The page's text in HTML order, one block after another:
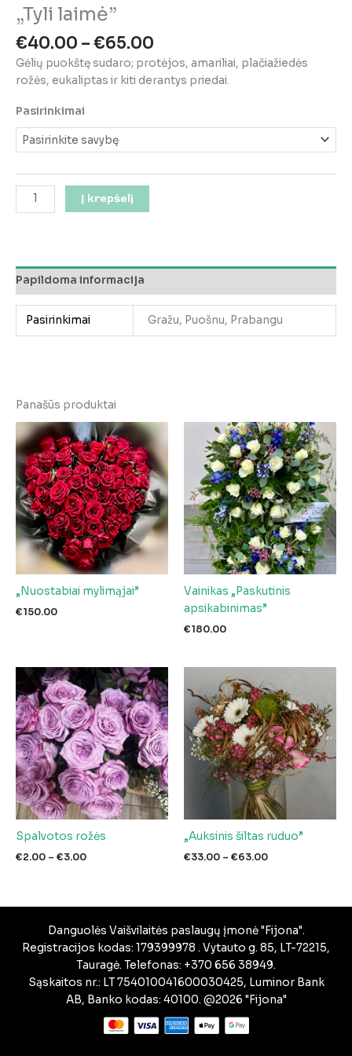
„Tyli laimė”
€40.00 –€65.00
range:
€40.00
Gėlių puokštę sudaro; protėjos, amariliai, plačiažiedės
rožės, eukaliptas ir kiti derantys priedai.
Pasirinkimai
produkto
kiekis:
Į krepšelį
Papildoma informacija
Pasirinkimai Gražu, Puošnu, Prabangu
Panašūs produktai
„Nuostabiai mylimąjai”
€150.00
Vainikas „Paskutinis
apsikabinimas”
€180.00
Spalvotos rožės
€2.00 – €3.00Price
€3.00
„Auksinis šiltas ruduo”
€33.00 – €63.00Price
€63.00
Danguolės Vaišvilaitės paslaugų įmonė "Fijona".
Registracijos kodas: 179399978 . Vytauto g. 85, LT-72215,
Tauragė. Telefonas: +370 656 38949.
Sąskaitos nr.: LT 754010041600030425, Luminor Bank
AB, Banko kodas: 40100. @2026 "Fijona"